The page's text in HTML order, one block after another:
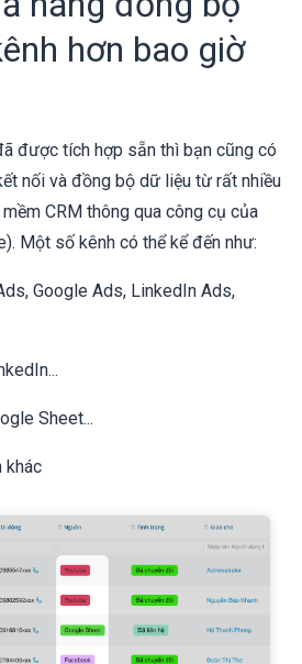
hơn bao giờ
được tích hợp sẵn thì bạn cũng có
nối và đồng bộ dữ liệu từ rất nhiều
CRM thông qua công cụ của
Một số kênh có thể kể đến như:
Google Ads, LinkedIn Ads,
Sheet...
khác